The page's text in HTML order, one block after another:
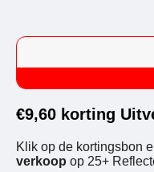
€9,60 korting
Klik op de kortingsbon
verkoop op 25+